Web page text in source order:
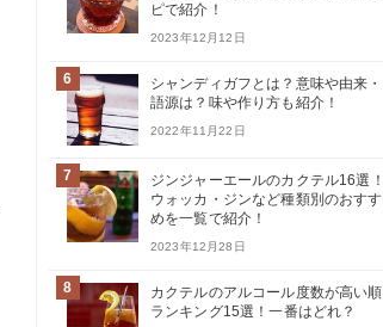
ピで紹介！
2023年12月12日
6
シャンディガフとは？意味や由来・
語源は？味や作り方も紹介！
2022年11月22日
7
ジンジャーエールのカクテル16選！
ウォッカ・ジンなど種類別のおすす
めを一覧で紹介！
2023年12月28日
8
カクテルのアルコール度数が高い順
ランキング15選！一番はどれ？